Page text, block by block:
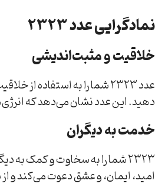
نمادگرایی عدد 2323
خلاقیت و مثبت‌اندیشی
عدد 2323 شما را به
دهید. این عدد نشان می‌دهد که
خدمت به دیگران
2323 شما را به سخاوت و کمک
امید، ایمان، و عشق دعوت می‌کند و